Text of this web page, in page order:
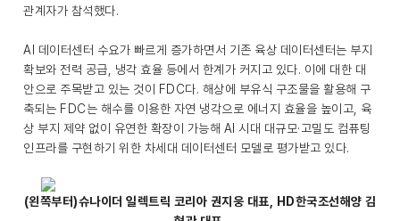
관계자가 참석했다.
AI 데이터센터 수요가 빠르게 증가하면서 기존 육상 데이터센터는 부지
확보와 전력 공급, 냉각 효율 등에서 한계가 커지고 있다. 이에 대한 대
안으로 주목받고 있는 것이 FDC다. 해상에 부유식 구조물을 활용해 구
축되는 FDC는 해수를 이용한 자연 냉각으로 에너지 효율을 높이고, 육
상 부지 제약 없이 유연한 확장이 가능해 AI 시대 대규모·고밀도 컴퓨팅
인프라를 구현하기 위한 차세대 데이터센터 모델로 평가받고 있다.
(왼쪽부터)슈나이더 일렉트릭 코리아 권지웅 대표, HD한국조선해양 김